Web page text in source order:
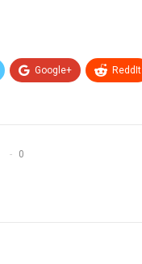
Google+ ReddIt
0